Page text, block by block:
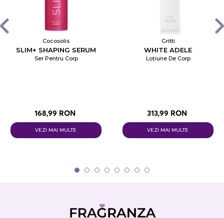
Cocosolis
SLIM+ SHAPING SERUM
Ser Pentru Corp
168,99 RON
VEZI MAI MULTE
Gritti
WHITE ADELE
Loțiune De Corp
313,99 RON
VEZI MAI MULTE